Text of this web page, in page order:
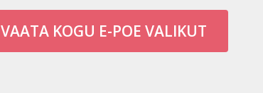
VAATA KOGU E-POE VALIKUT